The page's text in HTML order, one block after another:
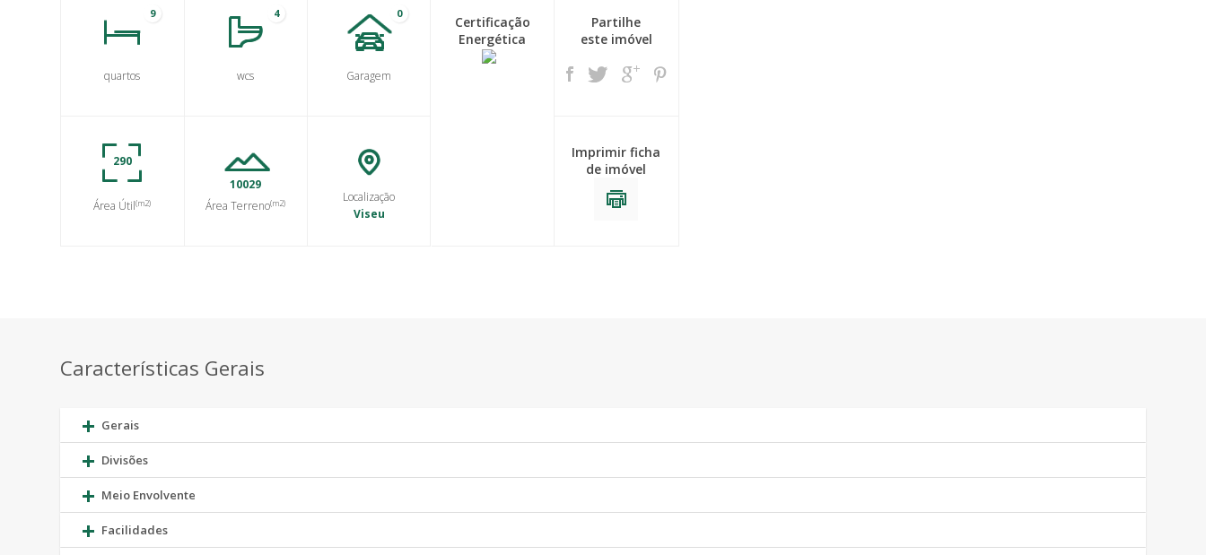
9
quartos
4
wcs
0
Garagem
290
Área Útil(m2)
10029
Área Terreno(m2)
Localização
Viseu
Certificação
Energética
Partilhe
este imóvel
Imprimir ficha
de imóvel
Características Gerais
Gerais
Divisões
Meio Envolvente
Facilidades